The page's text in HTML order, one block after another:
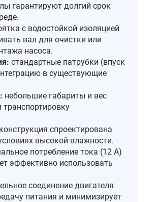
гарантируют долгий срок
с водостойкой изоляцией
вал для очистки или
насоса.
стандартные патрубки (впуск
в существующие
небольшие габариты и вес
транспортировку
конструкция спроектирована
высокой влажности.
потребление тока (12 А)
эффективно использовать
соединение двигателя
питания и минимизирует